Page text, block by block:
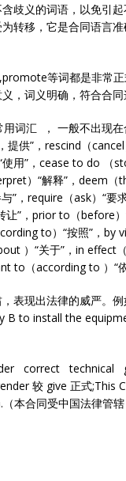
歧义的词语，以免引
转移，它是合同语言
等词都是非常
，词义明确，符合合同
词汇 ， 一般不出现在
供”，rescind（cancel
用”，cease to do （
）“解释”，deem（
”，require（ask）“要
”，prior to（before）
to）“按照”，by
）“关于”，in effect（
to（according to ）“依
表现出法律的威严。
to install the
correct technical
较 give 正式;This
本合同受中国法律管